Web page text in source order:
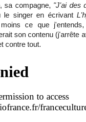
sa compagne, "J'ai des
le singer en écrivant
ce que j'entends,
son contenu (j'arrête
contre tout.